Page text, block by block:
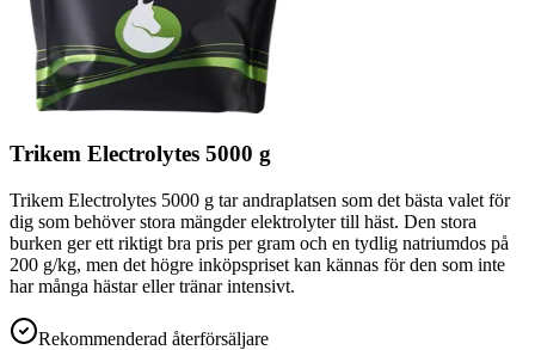
Trikem Electrolytes 5000 g
Trikem Electrolytes 5000 g tar andraplatsen som det bästa valet för
dig som behöver stora mängder elektrolyter till häst. Den stora
burken ger ett riktigt bra pris per gram och en tydlig natriumdos på
200 g/kg, men det högre inköpspriset kan kännas för den som inte
har många hästar eller tränar intensivt.
Rekommenderad återförsäljare